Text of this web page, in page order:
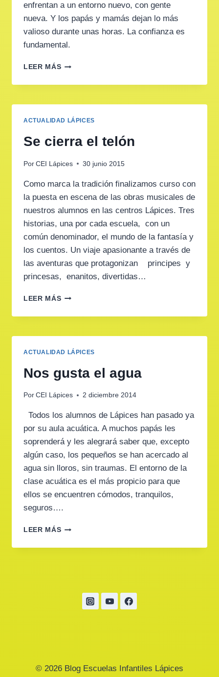
enfrentan a un entorno nuevo, con gente
nueva. Y los papás y mamás dejan lo más
valioso durante unas horas. La confianza es
fundamental.
LEER MÁSQUÉ
EMPEZAMOS
COLE.
ACTUALIDAD LÁPICES
Se cierra el telón
Por CEI Lápices 30 junio 2015
Como marca la tradición finalizamos curso con
la puesta en escena de las obras musicales de
nuestros alumnos en las centros Lápices. Tres
historias, una por cada escuela, con un
común denominador, el mundo de la fantasía y
los cuentos. Un viaje apasionante a través de
las aventuras que protagonizan principes y
princesas, enanitos, divertidas…
LEER MÁSSE
EL
ACTUALIDAD LÁPICES
Nos gusta el agua
Por CEI Lápices 2 diciembre 2014
Todos los alumnos de Lápices han pasado ya
por su aula acuática. A muchos papás les
soprenderá y les alegrará saber que, excepto
algún caso, los pequeños se han acercado al
agua sin lloros, sin traumas. El entorno de la
clase acuática es el más propicio para que
ellos se encuentren cómodos, tranquilos,
seguros….
LEER MÁSNOS
EL
© 2026 Blog Escuelas Infantiles Lápices